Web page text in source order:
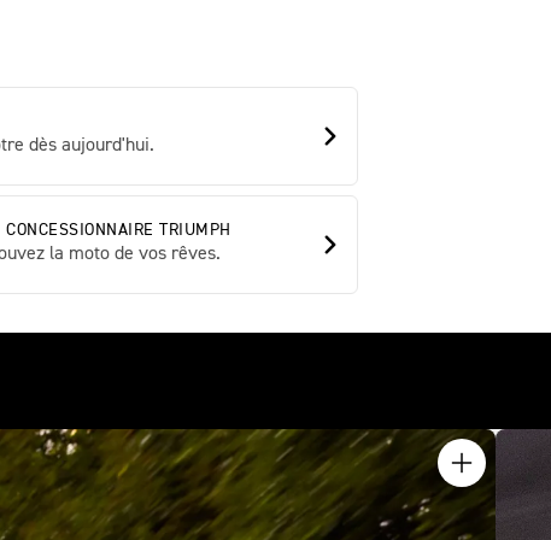
dès aujourd'hui.
TRIUMPH
la moto de vos rêves.